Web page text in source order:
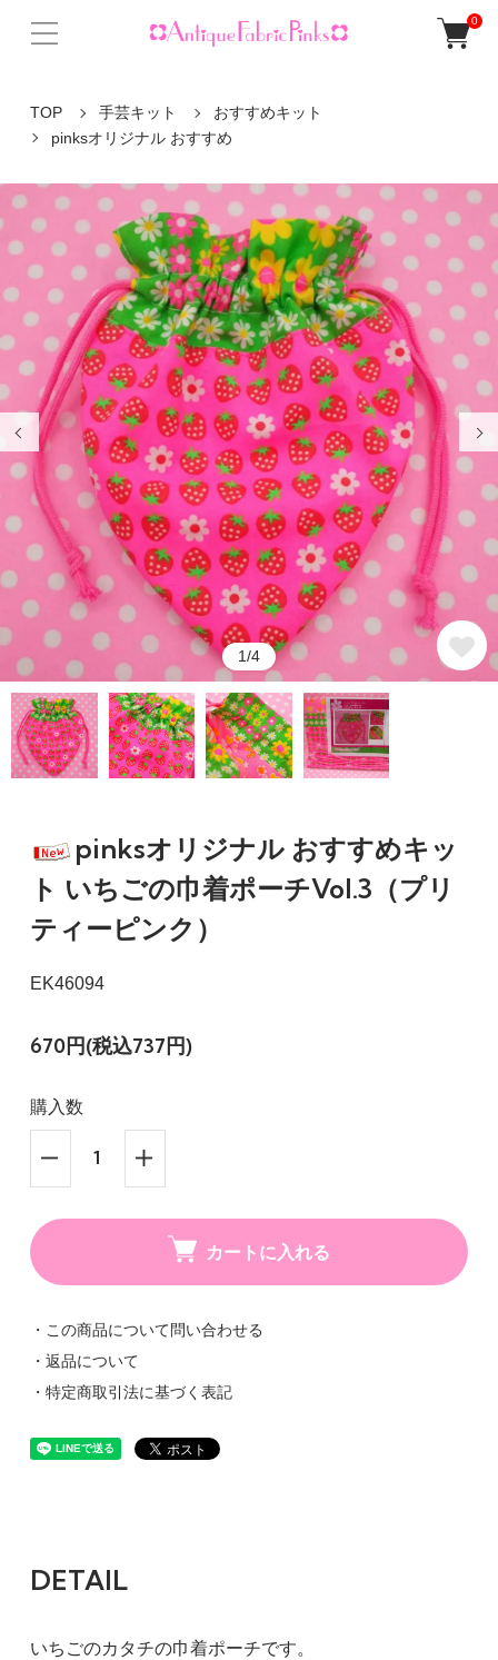
0
TOP 手芸キット
おすすめキット
pinksオリジナル おすすめ
1/4
pinksオリジナル おすすめキッ
ト いちごの巾着ポーチVol.3（プリ
ティーピンク）
EK46094
670円(税込737円)
購入数
カートに入れる
・この商品について問い合わせる
・返品について
・特定商取引法に基づく表記
DETAIL
いちごのカタチの巾着ポーチです。